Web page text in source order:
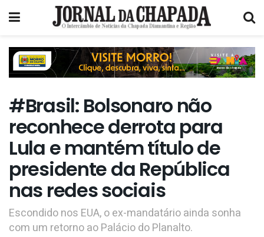
#Brasil: Bolsonaro não
reconhece derrota para
Lula e mantém título de
presidente da República
nas redes sociais
Escondido nos EUA, o ex-mandatário ainda sonha
com um retorno ao Palácio do Planalto.